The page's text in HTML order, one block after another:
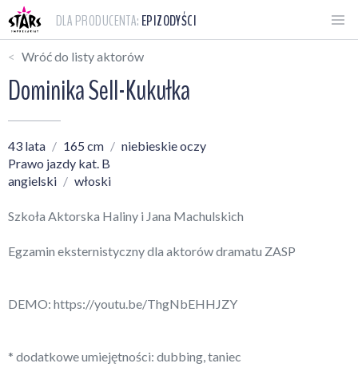
DLA PRODUCENTA: EPIZODYŚCI
Wróć do listy aktorów
Dominika Sell-Kukułka
43 lata 165 cm
niebieskie oczy
Prawo jazdy kat. B
angielski
włoski
Szkoła Aktorska Haliny i Jana Machulskich
Egzamin eksternistyczny dla aktorów dramatu ZASP
DEMO: https://youtu.be/ThgNbEHHJZY
* dodatkowe umiejętności: dubbing, taniec